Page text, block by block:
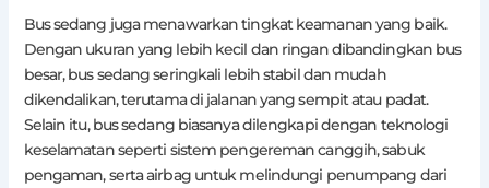
Bus sedang juga menawarkan tingkat keamanan yang baik.
Dengan ukuran yang lebih kecil dan ringan dibandingkan bus
besar, bus sedang seringkali lebih stabil dan mudah
dikendalikan, terutama di jalanan yang sempit atau padat.
Selain itu, bus sedang biasanya dilengkapi dengan teknologi
keselamatan seperti sistem pengereman canggih, sabuk
pengaman, serta airbag untuk melindungi penumpang dari